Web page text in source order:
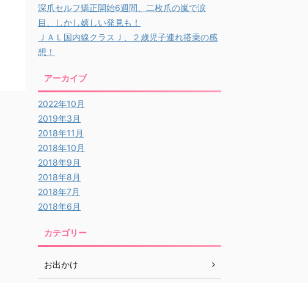
深爪セルフ矯正開始6週間、二枚爪の嵐で涙
目、しかし嬉しい発見も！
ＪＡＬ国内線クラスＪ、２歳児子連れ搭乗の感
想！
アーカイブ
2022年10月
2019年3月
2018年11月
2018年10月
2018年9月
2018年8月
2018年7月
2018年6月
カテゴリー
お出かけ